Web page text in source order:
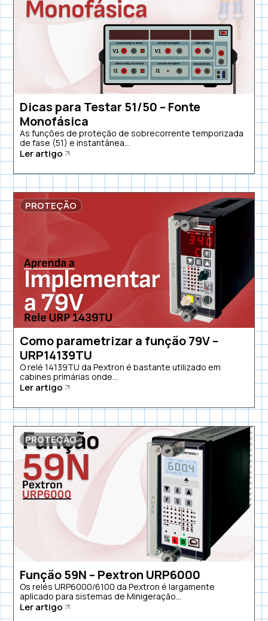
Dicas para Testar 51/50 – Fonte
Monofásica
As funções de proteção de sobrecorrente temporizada
de fase (51) e instantânea...
Ler artigo
PROTEÇÃO
Como parametrizar a função 79V –
URP14139TU
O relé 14139TU da Pextron é bastante utilizado em
cabines primárias onde...
Ler artigo
PROTEÇÃO
Função 59N – Pextron URP6000
Os relés URP6000/6100 da Pextron é largamente
aplicado para sistemas de Minigeração...
Ler artigo